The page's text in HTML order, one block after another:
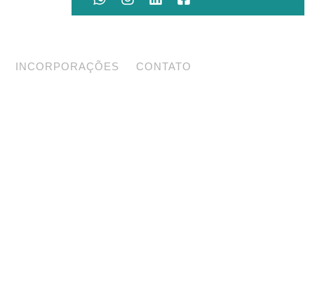
INCORPORAÇÕES CONTATO